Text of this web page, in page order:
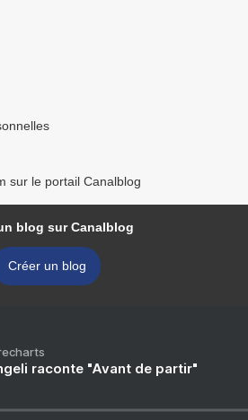
sur le portail Canalblog
blog sur Canalblog
Créer un blog
raconte "Avant de partir"